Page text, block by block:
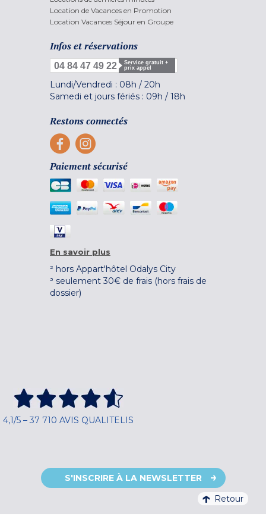
Location de Vacances en Promotion
Location Vacances Séjour en Groupe
Infos et réservations
04 84 47 49 22
Service gratuit +
prix appel
Lundi/Vendredi : 08h / 20h
Samedi et jours fériés : 09h / 18h
Restons connectés
Paiement sécurisé
En savoir plus
² hors Appart'hôtel Odalys City
³ seulement 30€ de frais (hors frais de
dossier)
4,1/5 – 37 710 AVIS QUALITELIS
S'INSCRIRE À LA NEWSLETTER
Retour